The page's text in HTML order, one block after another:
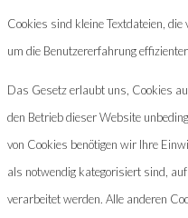
Cookies sind kleine Textdateien,
um die Benutzererfahrung
Das Gesetz erlaubt uns, Cookies
den Betrieb dieser Website
von Cookies benötigen wir Ihre
als notwendig kategorisiert sind,
verarbeitet werden. Alle anderen